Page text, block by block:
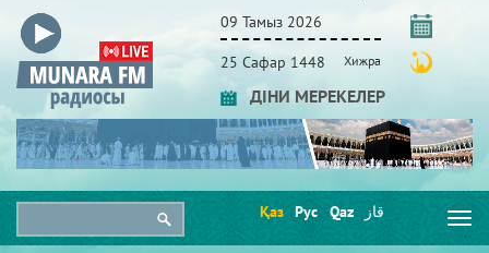
09 Тамыз 2026
25 Сафар 1448 Хижра
ДІНИ МЕРЕКЕЛЕР
Қаз Рус Qaz قاز